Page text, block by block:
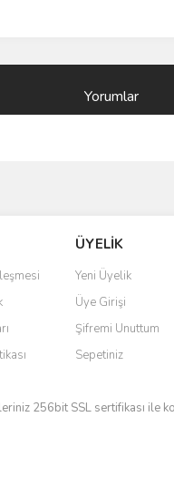
Yorumlar
ÜYELİK
Yeni Üyelik
Üye Girişi
Şifremi Unuttum
Sepetiniz
256bit SSL sertifikası ile